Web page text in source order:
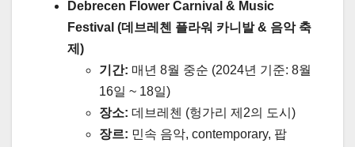
Debrecen Flower Carnival & Music
Festival (데브레첸 플라워 카니발 & 음악 축
제)
기간: 매년 8월 중순 (2024년 기준: 8월
16일 ~ 18일)
장소: 데브레첸 (헝가리 제2의 도시)
장르: 민속 음악, contemporary, 팝